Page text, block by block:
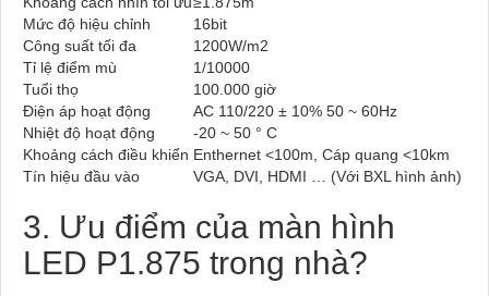
Mức độ hiệu chỉnh
16bit
Công suất tối đa
1200W/m2
Tỉ lệ điểm mù
1/10000
Tuổi thọ
100.000 giờ
Điện áp hoạt động
AC 110/220 ± 10% 50 ~ 60Hz
Nhiệt độ hoạt động
-20 ~ 50 ° C
Khoảng cách điều khiển Enthernet <100m, Cáp quang <10km
Tín hiệu đầu vào
VGA, DVI, HDMI … (Với BXL hình ảnh)
3. Ưu điểm của màn hình
LED P1.875 trong nhà?